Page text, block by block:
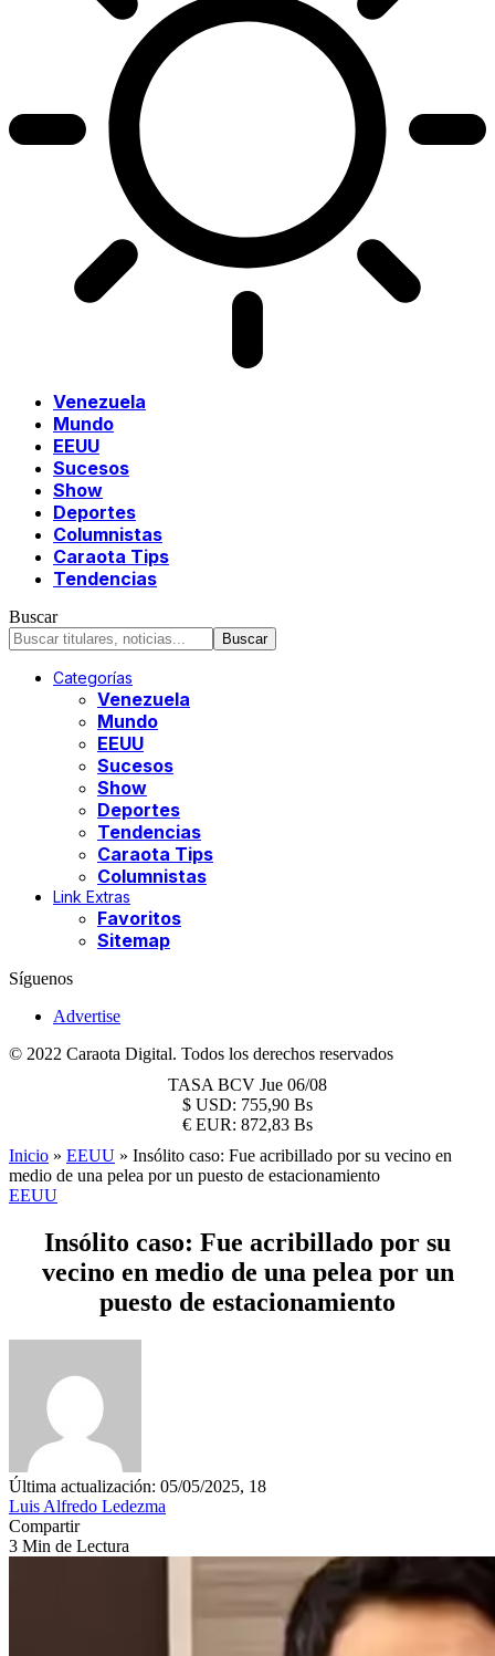
Venezuela
Mundo
EEUU
Sucesos
Show
Deportes
Columnistas
Caraota Tips
Tendencias
Buscar
Categorías
Venezuela
Mundo
EEUU
Sucesos
Show
Deportes
Tendencias
Caraota Tips
Columnistas
Link Extras
Favoritos
Sitemap
Síguenos
Advertise
© 2022 Caraota Digital. Todos los derechos reservados
TASA BCV Jue 06/08
$ USD: 755,90 Bs
€ EUR: 872,83 Bs
Inicio » EEUU » Insólito caso: Fue acribillado por su vecino en
medio de una pelea por un puesto de estacionamiento
EEUU
Insólito caso: Fue acribillado por su
vecino en medio de una pelea por un
puesto de estacionamiento
Última actualización: 05/05/2025, 18
Luis Alfredo Ledezma
Compartir
3 Min de Lectura